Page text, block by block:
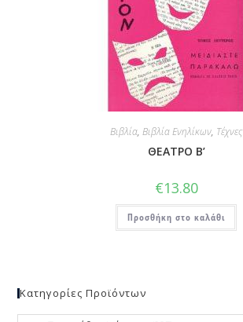
Βιβλία, Βιβλία Ενηλίκων, Τέχνες
ΘΕΑΤΡΟ Β’
€13.80
Προσθήκη στο καλάθι
Κατηγορίες Προϊόντων